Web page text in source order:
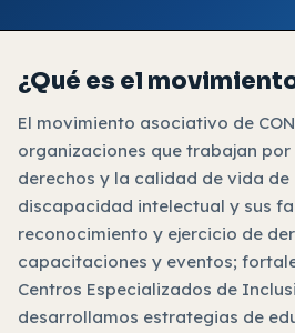
¿Qué es el
El movimiento asociativo de
organizaciones que trabajan por
derechos y la calidad de vida de
discapacidad intelectual y sus
reconocimiento y ejercicio de
capacitaciones y eventos;
Centros Especializados de
desarrollamos estrategias de